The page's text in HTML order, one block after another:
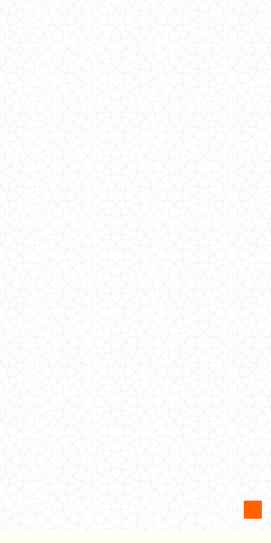
Женский теплый костюм тройка с юбкой
Теплый костюм из ангоры в спортивном стиле
720.00грн.
Теплый женский брючный костюм
1100.00грн. 670.00грн.
Женский теплый костюм с юбкой
700.00грн.